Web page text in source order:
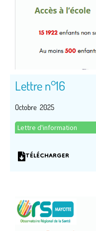
Lettre n°16
Octobre 2025
Lettre d'information
TÉLÉCHARGER